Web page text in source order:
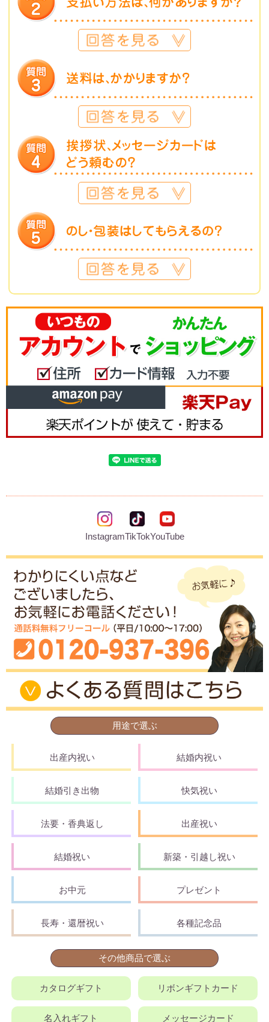
InstagramTikTokYouTube
用途で選ぶ
出産内祝い 結婚内祝い
結婚引き出物 快気祝い
法要・香典返し 出産祝い
結婚祝い 新築・引越し祝い
お中元 プレゼント
長寿・還暦祝い 各種記念品
その他商品で選ぶ
カタログギフト リボンギフトカード
名入れギフト メッセージカード